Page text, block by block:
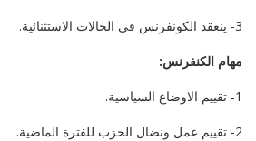
3- ينعقد الكونفرنس في الحالات الاستثنائية.
مهام الكنفرنس:
1- تقييم الاوضاع السياسية.
2- تقييم عمل ونضال الحزب للفترة الماضية.